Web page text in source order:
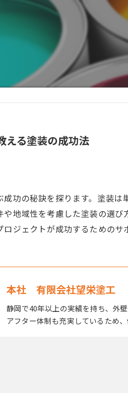
える塗装の成功法
功の秘訣を探ります。塗装
や地域性を考慮した塗装の選
ジェクトが成功するためのサ
本社 有限会社望栄塗工
静岡で40年以上の実績を持ち、外
アフター体制も充実しているため